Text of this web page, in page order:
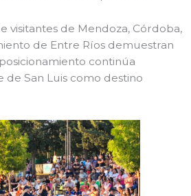
visitantes de Mendoza, Córdoba,
de Entre Ríos demuestran
continúa
de San Luis como destino